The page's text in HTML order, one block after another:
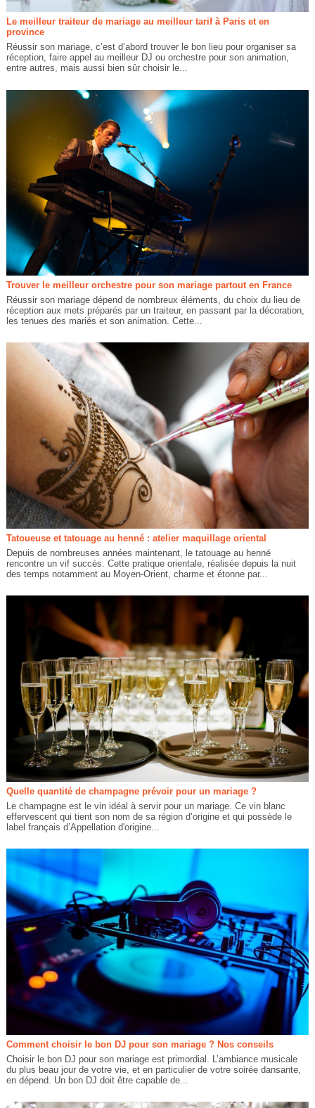
Le meilleur traiteur de mariage au meilleur tarif à Paris et en
province
Réussir son mariage, c’est d’abord trouver le bon lieu pour organiser sa
réception, faire appel au meilleur DJ ou orchestre pour son animation,
entre autres, mais aussi bien sûr choisir le...
Trouver le meilleur orchestre pour son mariage partout en France
Réussir son mariage dépend de nombreux éléments, du choix du lieu de
réception aux mets préparés par un traiteur, en passant par la décoration,
les tenues des mariés et son animation. Cette...
Tatoueuse et tatouage au henné : atelier maquillage oriental
Depuis de nombreuses années maintenant, le tatouage au henné
rencontre un vif succès. Cette pratique orientale, réalisée depuis la nuit
des temps notamment au Moyen-Orient, charme et étonne par...
Quelle quantité de champagne prévoir pour un mariage ?
Le champagne est le vin idéal à servir pour un mariage. Ce vin blanc
effervescent qui tient son nom de sa région d’origine et qui possède le
label français d’Appellation d'origine...
Comment choisir le bon DJ pour son mariage ? Nos conseils
Choisir le bon DJ pour son mariage est primordial. L’ambiance musicale
du plus beau jour de votre vie, et en particulier de votre soirée dansante,
en dépend. Un bon DJ doit être capable de...